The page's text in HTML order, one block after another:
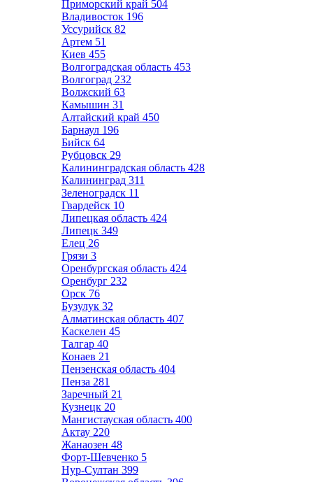
Приморский край 504
Владивосток 196
Уссурийск 82
Артем 51
Киев 455
Волгоградская область 453
Волгоград 232
Волжский 63
Камышин 31
Алтайский край 450
Барнаул 196
Бийск 64
Рубцовск 29
Калининградская область 428
Калининград 311
Зеленоградск 11
Гвардейск 10
Липецкая область 424
Липецк 349
Елец 26
Грязи 3
Оренбургская область 424
Оренбург 232
Орск 76
Бузулук 32
Алматинская область 407
Каскелен 45
Талгар 40
Конаев 21
Пензенская область 404
Пенза 281
Заречный 21
Кузнецк 20
Мангистауская область 400
Актау 220
Жанаозен 48
Форт-Шевченко 5
Нур-Султан 399